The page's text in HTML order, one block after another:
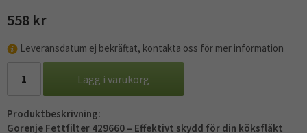
558 kr
Leveransdatum ej bekräftat, kontakta oss för mer information
Lägg i varukorg
Produktbeskrivning:
Gorenje Fettfilter 429660 – Effektivt skydd för din köksfläkt